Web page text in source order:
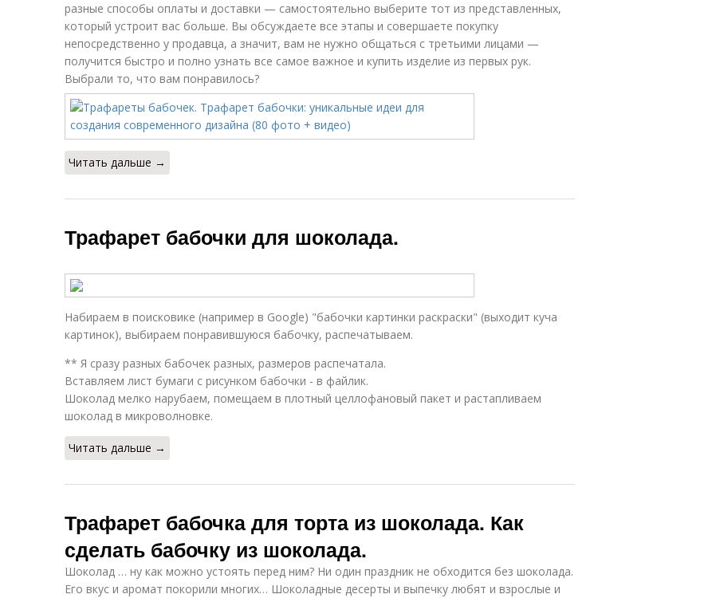
разные способы оплаты и доставки — самостоятельно выберите тот из представленных,
который устроит вас больше. Вы обсуждаете все этапы и совершаете покупку
непосредственно у продавца, а значит, вам не нужно общаться с третьими лицами —
получится быстро и полно узнать все самое важное и купить изделие из первых рук.
Выбрали то, что вам понравилось?
Читать дальше →
Трафарет бабочки для шоколада.
Набираем в поисковике (например в Google) "бабочки картинки раскраски" (выходит куча
картинок), выбираем понравившуюся бабочку, распечатываем.
** Я сразу разных бабочек разных, размеров распечатала.
Вставляем лист бумаги с рисунком бабочки - в файлик.
Шоколад мелко нарубаем, помещаем в плотный целлофановый пакет и растапливаем
шоколад в микроволновке.
Читать дальше →
Трафарет бабочка для торта из шоколада. Как
сделать бабочку из шоколада.
Шоколад … ну как можно устоять перед ним? Ни один праздник не обходится без шоколада.
Его вкус и аромат покорили многих… Шоколадные десерты и выпечку любят и взрослые и